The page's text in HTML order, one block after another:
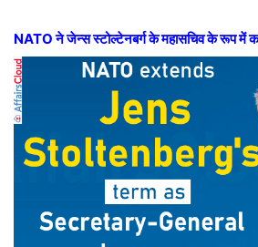
NATO ने जेन्स स्टोल्टेनबर्ग के महासचिव के रूप में